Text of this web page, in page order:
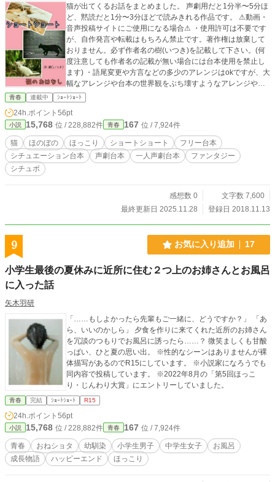
猫が出てくるお話をまとめました。 声劇用だと1分半〜5分ほ
ど、黙読だと1分〜3分ほどで読みきれる作品です。 ⚠動画・
音声投稿サイトにご使用になる場合⚠ ・使用許可は不要です
が、自作発言や転載はもちろん禁止です。著作権は放棄して
おりません。必ず作者名の樹(いつき)を記載して下さい。(何
度注意しても作者名の記載が無い場合には台本使用を禁止し
ます) ・語尾変更や方言などの多少のアレンジはokですが、大
幅なアレンジや台本の世界観をぶち壊すようなアレンジやエ
フェクトなどはご遠慮願います。 その他の詳細は【作品を使
用する際の注意点】をご覧下さい。
青春 連載中 ｼｮｰﾄｼｮｰﾄ
24h.ポイント 56pt
小説 15,768 位 / 228,882件 青春 167 位 / 7,924件
猫 ほのぼの ほっこり ショートショート
フリー台本
シチュエーション台本
声劇台本 一人声劇台本
ファンタジー
シチュボ
感想数 0
文字数 7,600
最終更新日 2025.11.28
登録日 2018.11.13
9 お気に入り追加 17
小学生最後の夏休みに近所に住む２つ上のお姉さんとお風呂
に入った話
矢木羽研
「……もしよかったら先輩もご一緒に、どうですか？」 「あ
ら、いいのかしら」 夕食を作りに来てくれた近所のお姉さん
を冗談のつもりでお風呂に誘ったら……？ 微笑ましくも甘酸
っぱい、ひと夏の思い出。 ※性的なシーンはありませんが裸
体描写があるのでR15にしています。 ※小説家になろうでも
同内容で投稿しています。 ※2022年8月の「第5回ほっこ
り・じんわり大賞」にエントリーしていました。
青春 完結 ｼｮｰﾄｼｮｰﾄ R15
24h.ポイント 56pt
小説 15,768 位 / 228,882件 青春 167 位 / 7,924件
青春 おねショタ 幼馴染 小学生男子 中学生女子
お風呂
成長物語
ハッピーエンド ほっこり